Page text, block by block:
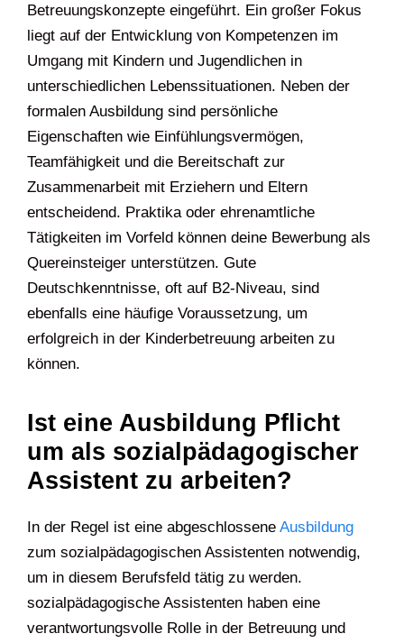
Betreuungskonzepte eingeführt. Ein großer Fokus
liegt auf der Entwicklung von Kompetenzen im
Umgang mit Kindern und Jugendlichen in
unterschiedlichen Lebenssituationen. Neben der
formalen Ausbildung sind persönliche
Eigenschaften wie Einfühlungsvermögen,
Teamfähigkeit und die Bereitschaft zur
Zusammenarbeit mit Erziehern und Eltern
entscheidend. Praktika oder ehrenamtliche
Tätigkeiten im Vorfeld können deine Bewerbung als
Quereinsteiger unterstützen. Gute
Deutschkenntnisse, oft auf B2-Niveau, sind
ebenfalls eine häufige Voraussetzung, um
erfolgreich in der Kinderbetreuung arbeiten zu
können.
Ist eine Ausbildung Pflicht
um als sozialpädagogischer
Assistent zu arbeiten?
In der Regel ist eine abgeschlossene Ausbildung
zum sozialpädagogischen Assistenten notwendig,
um in diesem Berufsfeld tätig zu werden.
sozialpädagogische Assistenten haben eine
verantwortungsvolle Rolle in der Betreuung und